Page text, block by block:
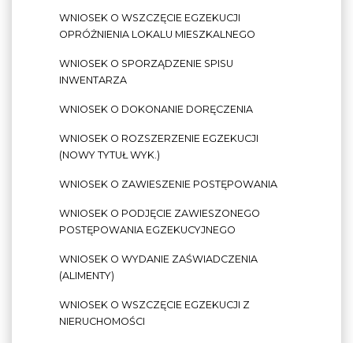
WNIOSEK O WSZCZĘCIE EGZEKUCJI
OPRÓŻNIENIA LOKALU MIESZKALNEGO
WNIOSEK O SPORZĄDZENIE SPISU
INWENTARZA
WNIOSEK O DOKONANIE DORĘCZENIA
WNIOSEK O ROZSZERZENIE EGZEKUCJI
(NOWY TYTUŁ WYK.)
WNIOSEK O ZAWIESZENIE POSTĘPOWANIA
WNIOSEK O PODJĘCIE ZAWIESZONEGO
POSTĘPOWANIA EGZEKUCYJNEGO
WNIOSEK O WYDANIE ZAŚWIADCZENIA
(ALIMENTY)
WNIOSEK O WSZCZĘCIE EGZEKUCJI Z
NIERUCHOMOŚCI